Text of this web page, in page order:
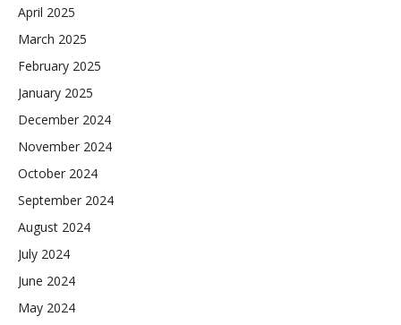
April 2025
March 2025
February 2025
January 2025
December 2024
November 2024
October 2024
September 2024
August 2024
July 2024
June 2024
May 2024